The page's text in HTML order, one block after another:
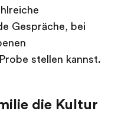
Gespräche, bei
stellen kannst.
die Kultur